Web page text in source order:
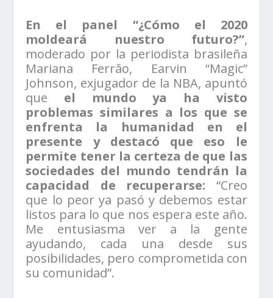
En el panel “¿Cómo el 2020
moldeará nuestro futuro?”,
moderado por la periodista brasileña
Mariana Ferrão, Earvin “Magic”
Johnson, exjugador de la NBA, apuntó
que el mundo ya ha visto
problemas similares a los que se
enfrenta la humanidad en el
presente y destacó que eso le
permite tener la certeza de que las
sociedades del mundo tendrán la
capacidad de recuperarse: “Creo
que lo peor ya pasó y debemos estar
listos para lo que nos espera este año.
Me entusiasma ver a la gente
ayudando, cada una desde sus
posibilidades, pero comprometida con
su comunidad”.